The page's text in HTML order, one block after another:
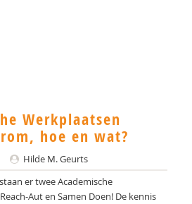
Werkplaatsen
hoe en wat?
Hilde M. Geurts
er twee Academische
Aut en Samen Doen! De kennis